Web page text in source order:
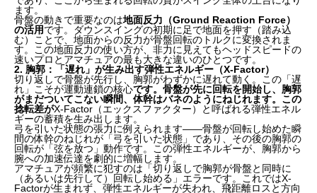
ます。
骨盤の動きで重要なのは地面反力（Ground Reaction Force）
の活用です。ダウンスイングの初期に足で地面を押す（踏み込
む）ことで、地面からの反力が骨盤回転のトルクに変換されま
す。この地面反力の使い方が、非力に見えてもヘッドスピードの
速いプロとアマチュアの最も大きな違いのひとつです。
2. 胸郭：「遅れ」が生み出す弾性エネルギー（X-Factor）
切り返しで骨盤が先行し、胸郭がわずかに遅れて動く。この「遅
れ」こそが運動連鎖の核心です。骨盤が先に回転を開始し、胸郭
がまだついてこない瞬間、体幹はバネのようにねじれます。この
捻転差がX-Factor（エックスファクター）と呼ばれる弾性エネル
ギーの蓄積を生み出します。
弓を引いた状態の張力に例えられます——骨盤が回転し始めた瞬
間の体幹のねじれが「弓を引いた状態」であり、その後の胸郭の
回転が「弦を放つ」動作です。この弾性エネルギーが、胸郭から
腕への加速伝達を劇的に増幅します。
アマチュアが頻繁に犯すのは「切り返しで胸郭が骨盤と同時に
（あるいは先行して）回転し始める」エラーです。これではX-
Factorが生まれず、弾性エネルギーが失われ、飛距離ロスと方向